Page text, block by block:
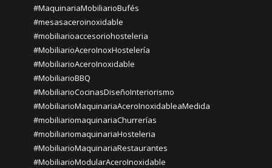
#MaquinariaMobiliarioBufés
#mesasaceroinoxidable
#mobiliarioaccesoriohosteleria
#MobiliarioAceroInoxHostelería
#MobiliarioAceroInoxidable
#MobiliarioBBQ
#MobiliarioCocinasDiseñoInteriorismo
#MobiliarioMaquinariaAceroInoxidableaMedida
#mobiliariomaquinariaChurrerías
#mobiliariomaquinariaHosteleria
#MobiliarioMaquinariaRestaurantes
#MobiliarioModularAceroInoxidable